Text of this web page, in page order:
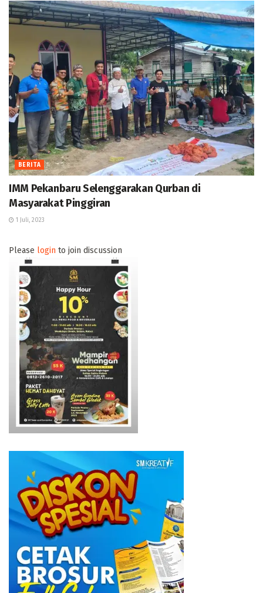
BERITA
IMM Pekanbaru Selenggarakan Qurban di
Masyarakat Pinggiran
1 Juli, 2023
Please login to join discussion